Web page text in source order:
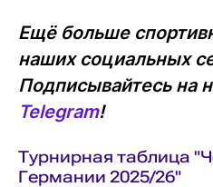
Ещё больше
наших социальных
Подписывайтесь на
Telegram!
Турнирная таблица
Германии 2025/26"